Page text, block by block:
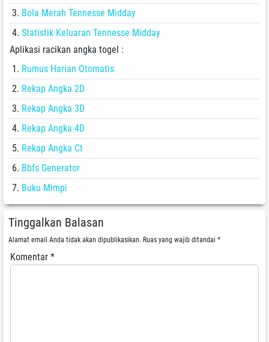
Bola Merah Tennesse Midday
Statistik Keluaran Tennesse Midday
Aplikasi racikan angka togel :
Rumus Harian Otomatis
Rekap Angka 2D
Rekap Angka 3D
Rekap Angka 4D
Rekap Angka Ct
Bbfs Generator
Buku Mimpi
Tinggalkan Balasan
Alamat email Anda tidak akan dipublikasikan. Ruas yang wajib ditandai *
Komentar *